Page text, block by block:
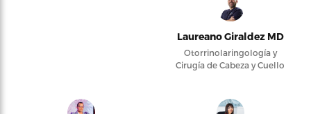
Laureano Giraldez MD
Otorrinolaringología y
Cirugía de Cabeza y Cuello